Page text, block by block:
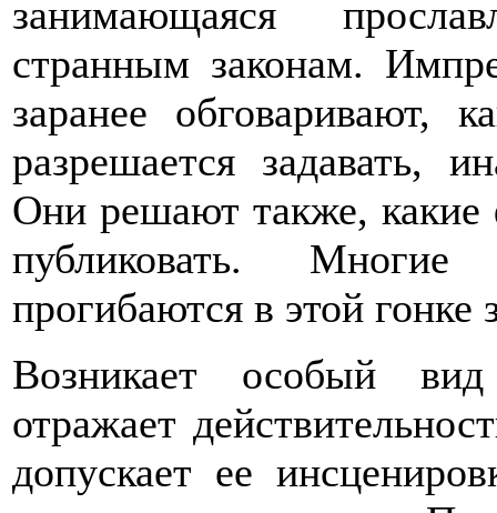
занимающаяся
странным законам.
заранее обговаривают,
разрешается задавать,
Они решают также,
публиковать.
прогибаются в этой гонке
Возникает особый
отражает
допускает ее